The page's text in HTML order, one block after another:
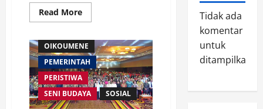
Read MoreRead
more
Tetapkan
Resolusi
2026:
Perkuat
Jaringan
Wartawan
Gereja
dan
AGAMA
OIKOUMENE
PEMERINTAH
PERISTIWA
SENI BUDAYA
SOSIAL
Tidak ada
komentar
untuk
ditampilkan.